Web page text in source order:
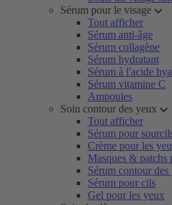
Sérum pour le visage
Tout afficher
Sérum anti-âge
Sérum collagène
Sérum hydratant
Sérum à l'acide
Sérum vitamine C
Ampoules
Soin contour des yeux
Tout afficher
Sérum pour
Crème pour les
Masques & patchs
Sérum contour des
Sérum pour cils
Gel pour les yeux